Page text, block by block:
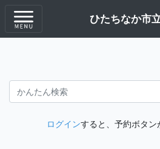
ひたちなか市
ログインすると、予約ボタン